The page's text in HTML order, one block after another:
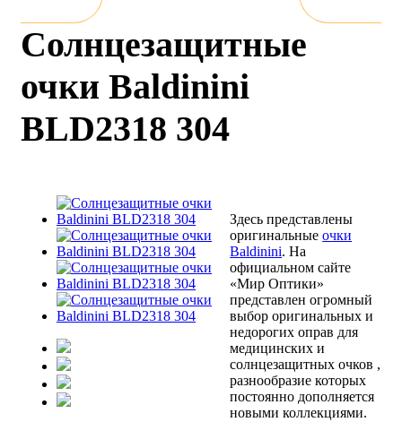
Солнцезащитные
очки Baldinini
BLD2318 304
Здесь представлены
оригинальныеочки
Baldinini. На
официальном сайте
«Мир Оптики»
представлен огромный
выбор оригинальных и
недорогих оправ для
медицинских и
солнцезащитных очков ,
разнообразие которых
постоянно дополняется
новыми коллекциями.